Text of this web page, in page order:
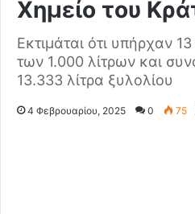
Χημείο του
Εκτιμάται ότι υπήρχαν
των 1.000 λίτρων και
13.333 λίτρα ξυλολίου
4 Φεβρουαρίου, 2025 0 75